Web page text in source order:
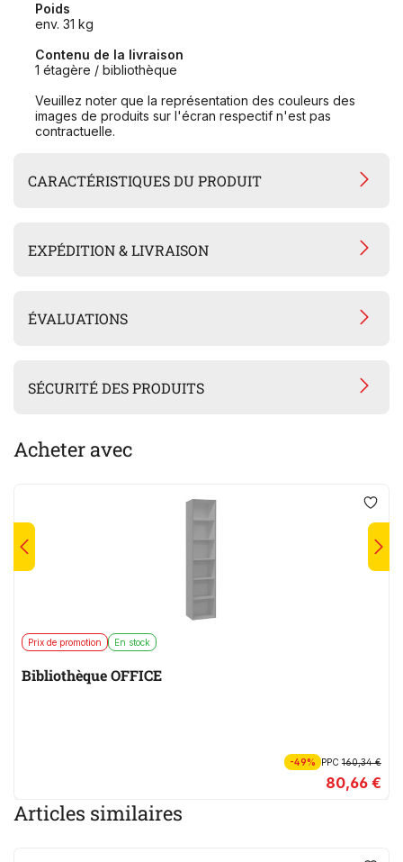
Poids
env. 31 kg
Contenu de la livraison
1 étagère / bibliothèque
Veuillez noter que la représentation des couleurs des
images de produits sur l'écran respectif n'est pas
contractuelle.
CARACTÉRISTIQUES DU PRODUIT
EXPÉDITION & LIVRAISON
ÉVALUATIONS
SÉCURITÉ DES PRODUITS
Acheter avec
Prix de promotion En stock
Bibliothèque OFFICE
-49% PPC160,34 €
80,66 €
Articles similaires